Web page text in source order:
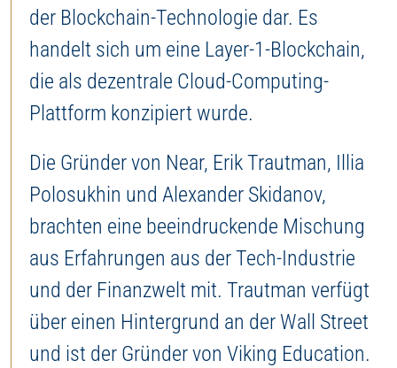
der Blockchain-Technologie dar. Es
handelt sich um eine Layer-1-Blockchain,
die als dezentrale Cloud-Computing-
Plattform konzipiert wurde.
Die Gründer von Near, Erik Trautman, Illia
Polosukhin und Alexander Skidanov,
brachten eine beeindruckende Mischung
aus Erfahrungen aus der Tech-Industrie
und der Finanzwelt mit. Trautman verfügt
über einen Hintergrund an der Wall Street
und ist der Gründer von Viking Education.